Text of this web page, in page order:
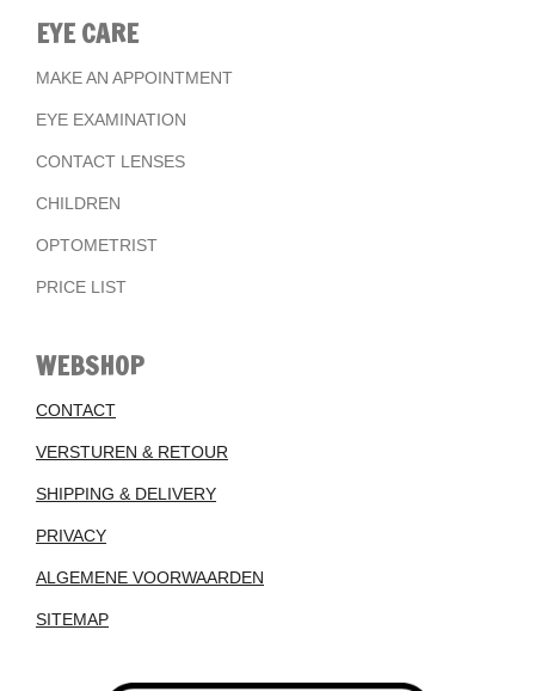
EYE CARE
MAKE AN APPOINTMENT
EYE EXAMINATION
CONTACT LENSES
CHILDREN
OPTOMETRIST
PRICE LIST
WEBSHOP
CONTACT
VERSTUREN & RETOUR
SHIPPING & DELIVERY
PRIVACY
ALGEMENE VOORWAARDEN
SITEMAP